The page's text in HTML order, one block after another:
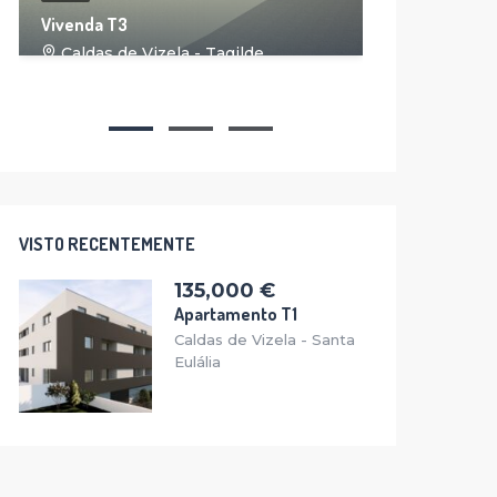
Vivenda T3
Caldas de Vizela - Tagilde
VISTO RECENTEMENTE
135,000 €
Apartamento T1
Caldas de Vizela - Santa
Eulália